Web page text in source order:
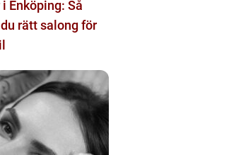
Enköping: Så
rätt salong för